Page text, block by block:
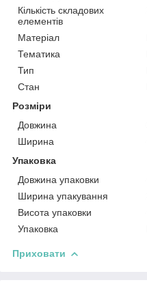
Кількість складових
елементів
Матеріал
Тематика
Тип
Стан
Розміри
Довжина
Ширина
Упаковка
Довжина упаковки
Ширина упакування
Висота упаковки
Упаковка
Приховати